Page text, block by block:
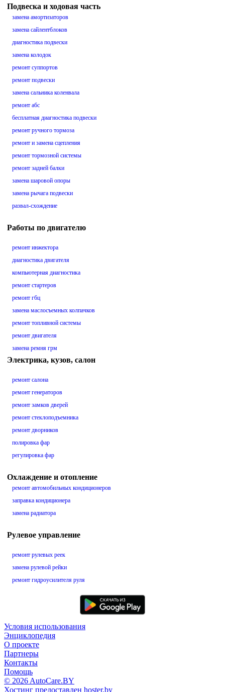
Подвеска и ходовая часть
замена амортизаторов
замена сайлентблоков
диагностика подвески
замена колодок
ремонт суппортов
ремонт подвески
замена сальника коленвала
ремонт абс
бесплатная диагностика подвески
ремонт ручного тормоза
ремонт и замена сцепления
ремонт тормозной системы
ремонт задней балки
замена шаровой опоры
замена рычага подвески
развал-схождение
Работы по двигателю
ремонт инжектора
диагностика двигателя
компьютерная диагностика
ремонт стартеров
ремонт гбц
замена маслосъемных колпачков
ремонт топливной системы
ремонт двигателя
замена ремня грм
Электрика, кузов, салон
ремонт салона
ремонт генераторов
ремонт замков дверей
ремонт стеклоподъемника
ремонт дворников
полировка фар
регулировка фар
Охлаждение и отопление
ремонт автомобильных кондиционеров
заправка кондиционера
замена радиатора
Рулевое управление
ремонт рулевых реек
замена рулевой рейки
ремонт гидроусилителя руля
Условия использования
Энциклопедия
О проекте
Партнеры
Контакты
Помощь
© 2026 AutoCare.BY
Хостинг предоставлен hoster.by